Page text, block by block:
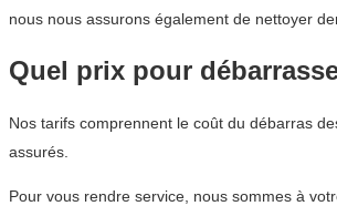
nous nous assurons également de nettoyer
Quel prix pour
Nos tarifs comprennent le coût du débarras
assurés.
Pour vous rendre service, nous sommes à